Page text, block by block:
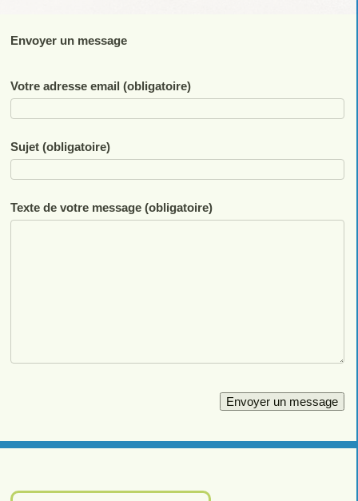
Envoyer un message
Votre adresse email (obligatoire)
Sujet (obligatoire)
Texte de votre message (obligatoire)